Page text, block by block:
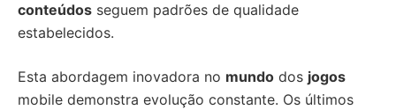
conteúdos seguem padrões de qualidade
estabelecidos.
Esta abordagem inovadora no mundo dos jogos
mobile demonstra evolução constante. Os últimos